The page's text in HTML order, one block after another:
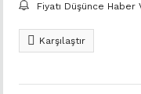
Fiyatı Düşünce Haber
Karşılaştır